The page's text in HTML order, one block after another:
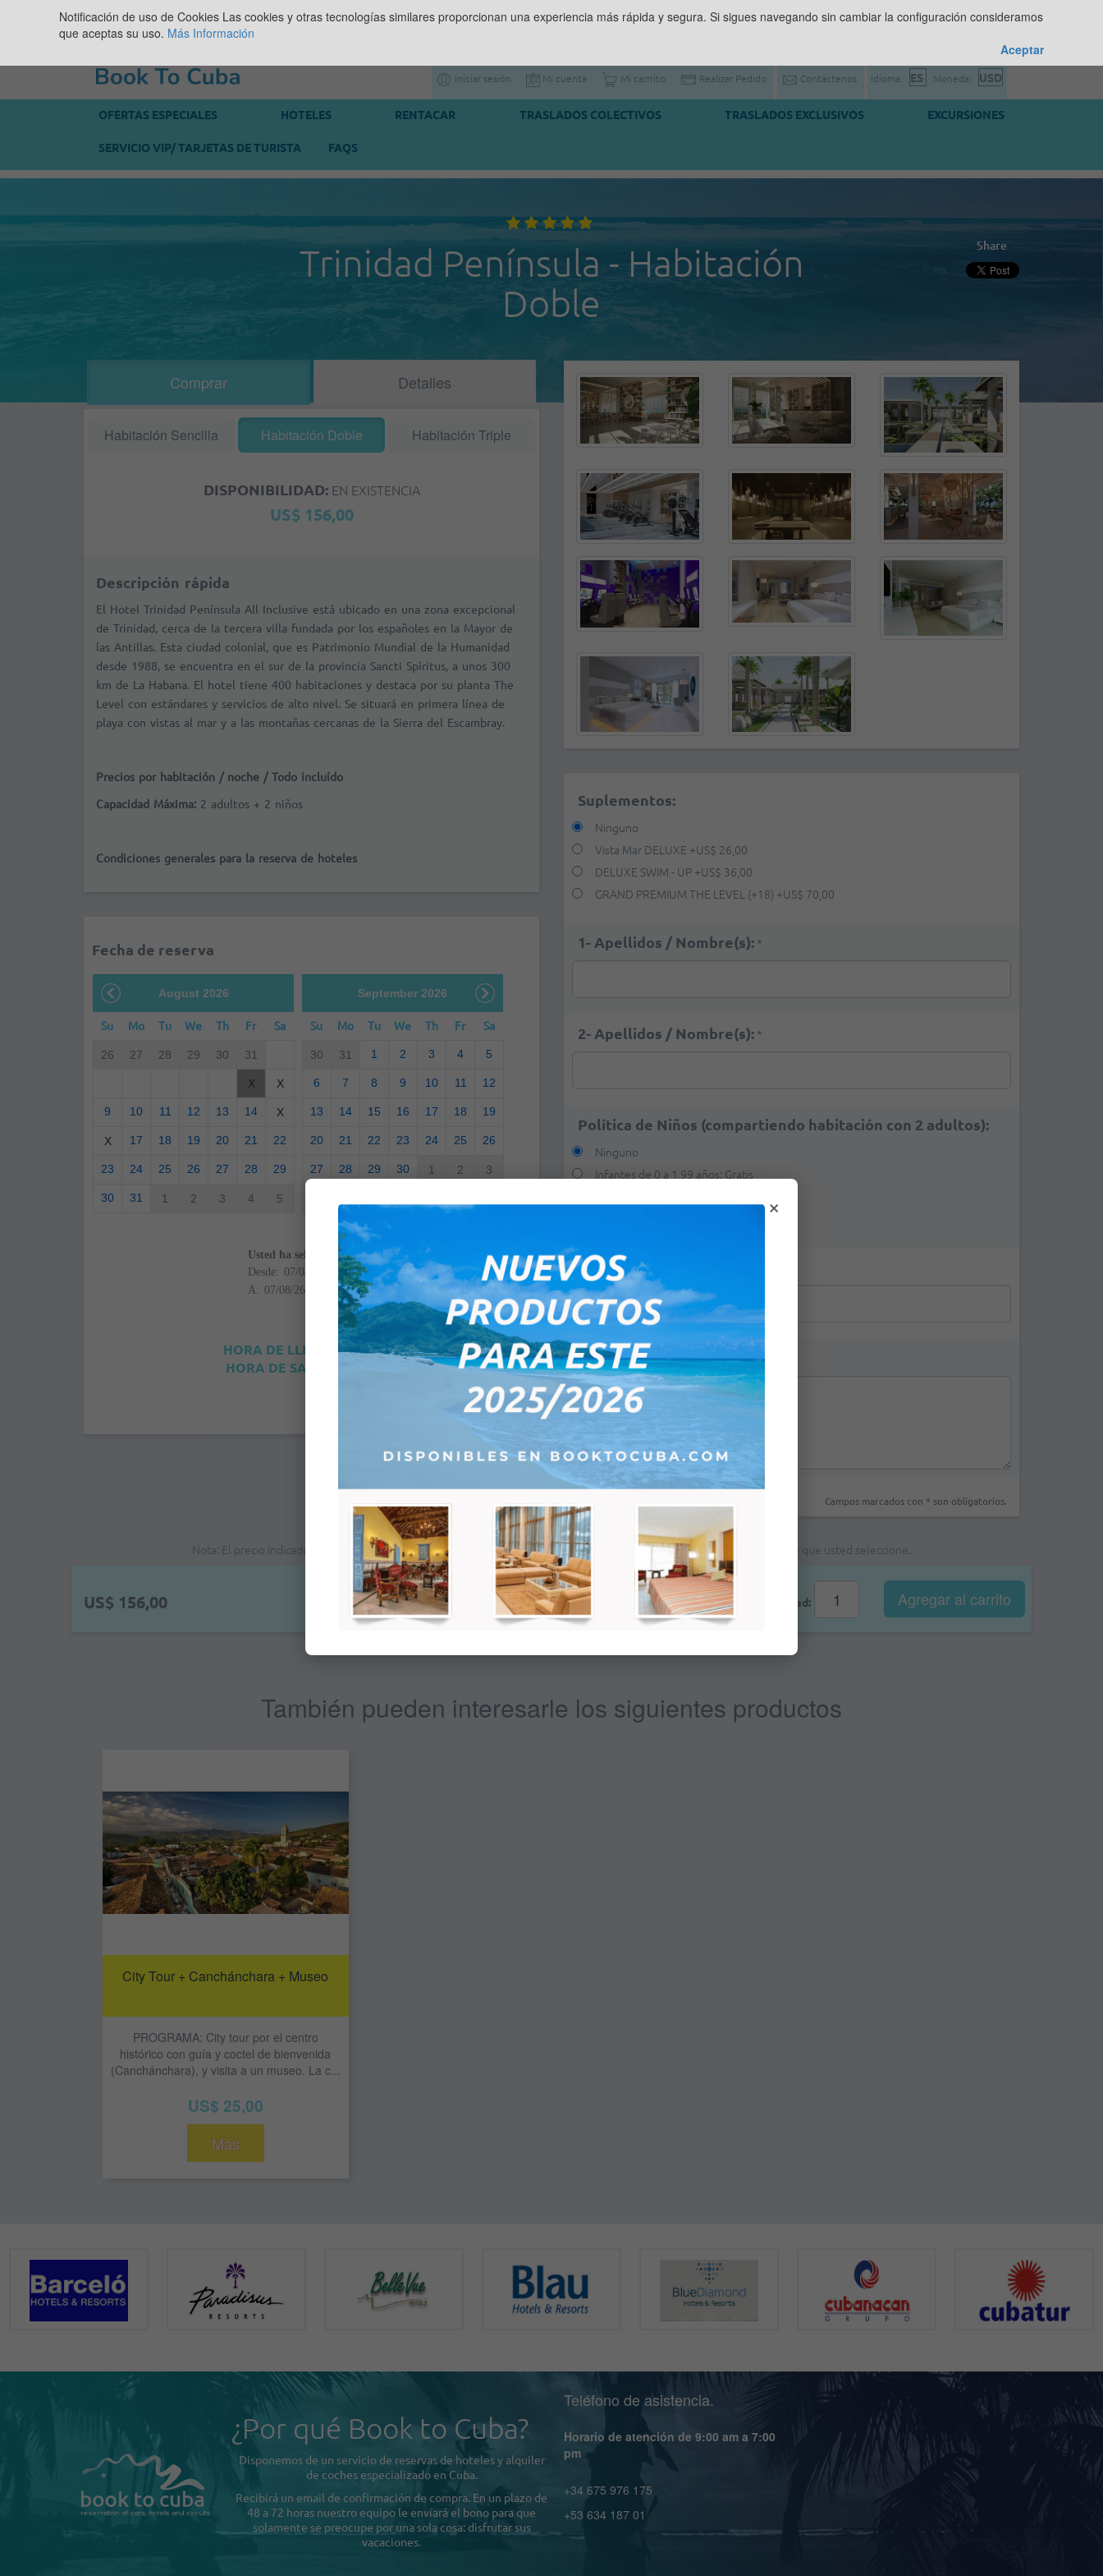
Iniciar sesión Mi cuenta Mi carrrito Realizar Pedido Contáctenos Idioma: Moneda:
OFERTAS ESPECIALES HOTELES RENTACAR TRASLADOS COLECTIVOS TRASLADOS EXCLUSIVOS EXCURSIONES
SERVICIO VIP/ TARJETAS DE TURISTA FAQS
Trinidad Península - Habitación
Doble
Share
Comprar Detalles
Habitación Sencilla Habitación Doble Habitación Triple
DISPONIBILIDAD: EN EXISTENCIA
US$ 156,00
Descripción rápida
El Hotel Trinidad Península All Inclusive está ubicado en una zona excepcional
de Trinidad, cerca de la tercera villa fundada por los españoles en la Mayor de
las Antillas. Esta ciudad colonial, que es Patrimonio Mundial de la Humanidad
desde 1988, se encuentra en el sur de la provincia Sancti Spíritus, a unos 300
km de La Habana. El hotel tiene 400 habitaciones y destaca por su planta The
Level con estándares y servicios de alto nivel. Se situará en primera línea de
playa con vistas al mar y a las montañas cercanas de la Sierra del Escambray.
Precios por habitación / noche / Todo incluído
Capacidad Máxima: 2 adultos + 2 niños
Condiciones generales para la reserva de hoteles
Fecha de reserva
August 2026
Su Mo Tu We Th Fr Sa
26 27 28 29 30 31
X X
9 10 11 12 13 14 X
X 17 18 19 20 21 22
23 24 25 26 27 28 29
30 31 1 2 3 4 5
September 2026
Su Mo Tu We Th Fr Sa
30 31 1 2 3 4 5
6 7 8 9 10 11 12
13 14 15 16 17 18 19
20 21 22 23 24 25 26
27 28 29 30 1 2 3
Usted ha seleccionado
Desde:
A:
HORA DE LLEGADA: 4:00PM
HORA DE SALIDA: 12:00PM
Suplementos:
Ninguno
Vista Mar DELUXE +US$ 26,00
DELUXE SWIM - UP +US$ 36,00
GRAND PREMIUM THE LEVEL (+18) +US$ 70,00
1- Apellidos / Nombre(s): *
2- Apellidos / Nombre(s): *
Política de Niños (compartiendo habitación con 2 adultos):
Ninguno
Infantes de 0 a 1,99 años: Gratis
US$78.00
e-mail: *
Observaciones:
Campos marcados con * son obligatorios.
Nota: El precio indicado no es el precio final; mas adelante se le mostrará el precio total dependiendo de la foma de pago que usted seleccione.
US$ 156,00 Cantidad: Agregar al carrito
También pueden interesarle los siguientes productos
City Tour + Canchánchara + Museo
PROGRAMA: City tour por el centro
histórico con guía y coctel de bienvenida
(Canchánchara), y visita a un museo. La c...
US$ 25,00
Más
¿Por qué Book to Cuba?
Disponemos de un servicio de reservas de hoteles y alquiler
de coches especializado en Cuba.
Recibirá un email de confirmación de compra. En un plazo de
48 a 72 horas nuestro equipo le enviará el bono para que
solamente se preocupe por una sola cosa: disfrutar sus
vacaciones.
Teléfono de asistencia.
Horario de atención de 9:00 am a 7:00
pm
+34 675 976 175
+53 634 187 01
×
Notificación de uso de Cookies Las cookies y otras tecnologías similares proporcionan una experiencia más rápida y segura. Si sigues navegando sin cambiar la configuración consideramos
que aceptas su uso. Más Información
Aceptar